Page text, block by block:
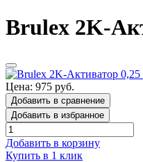
Brulex 2K-
Цена: 975 руб.
Добавить в сравнение
Добавить в избранное
Добавить в корзину
Купить в 1 клик